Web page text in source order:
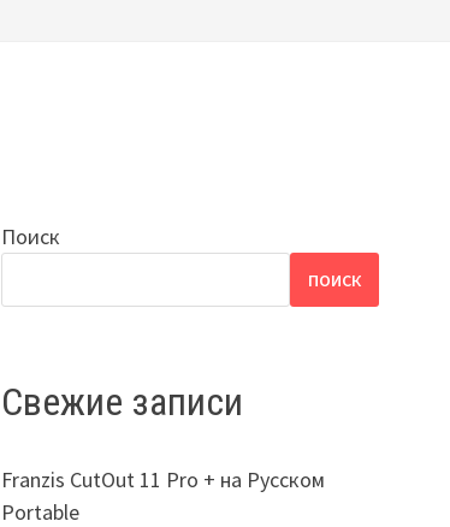
Поиск
ПОИСК
Свежие записи
Franzis CutOut 11 Pro + на Русском
Portable